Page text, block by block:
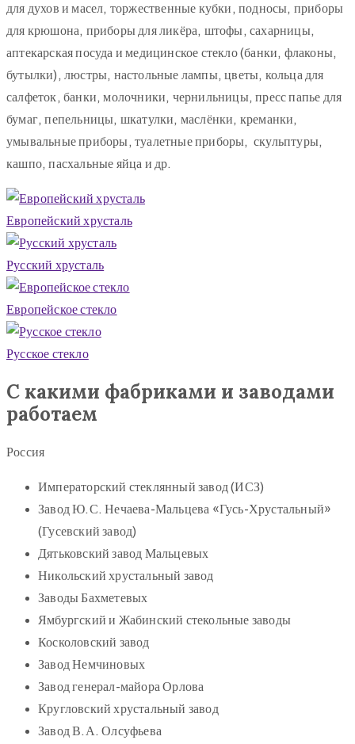
для духов и масел, торжественные кубки, подносы, приборы
для крюшона, приборы для ликёра, штофы, сахарницы,
аптекарская посуда и медицинское стекло (банки, флаконы,
бутылки), люстры, настольные лампы, цветы, кольца для
салфеток, банки, молочники, чернильницы, пресс папье для
бумаг, пепельницы, шкатулки, маслёнки, креманки,
умывальные приборы, туалетные приборы, скульптуры,
кашпо, пасхальные яйца и др.
Европейский хрусталь
Русский хрусталь
Европейское стекло
Русское стекло
С какими фабриками и заводами
работаем
Россия
Императорский стеклянный завод (ИСЗ)
Завод Ю.С. Нечаева-Мальцева «Гусь-Хрустальный»
(Гусевский завод)
Дятьковский завод Мальцевых
Никольский хрустальный завод
Заводы Бахметевых
Ямбургский и Жабинский стекольные заводы
Косколовский завод
Завод Немчиновых
Завод генерал-майора Орлова
Кругловский хрустальный завод
Завод В.А. Олсуфьева